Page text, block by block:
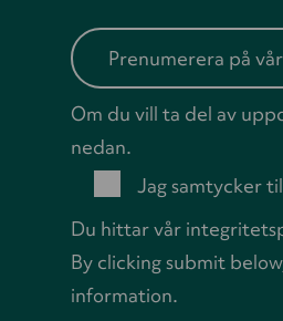
Om du vill ta del av
nedan.
Jag samtycker
Du hittar vår
By clicking submit
information.